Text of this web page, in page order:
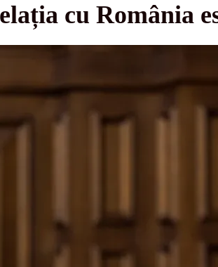
cu România